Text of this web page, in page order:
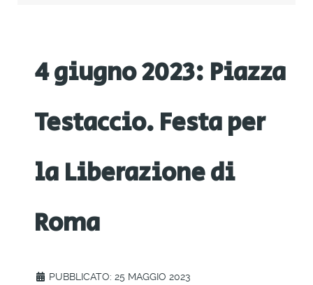
4 giugno 2023: Piazza
Testaccio. Festa per
la Liberazione di
Roma
PUBBLICATO: 25 MAGGIO 2023